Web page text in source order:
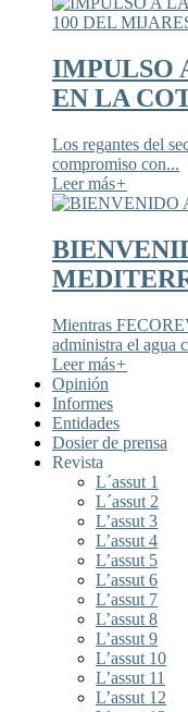
IMPULSO
EN LA
Los regantes del
compromiso con...
Leer más+
Mientras
administra el agua
Leer más+
Opinión
Informes
Entidades
Dosier de prensa
Revista
L´assut 1
L´assut 2
L’assut 3
L’assut 4
L’assut 5
L’assut 6
L’assut 7
L’assut 8
L’assut 9
L’assut 10
L’assut 11
L’assut 12